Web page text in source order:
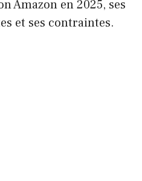
Amazon en 2025, ses
et ses contraintes.